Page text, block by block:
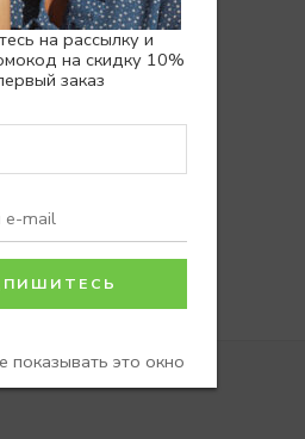
на рассылку и
на скидку 10%
заказ
показывать это окно
ЮБКА МИДИ CHARM GHOST